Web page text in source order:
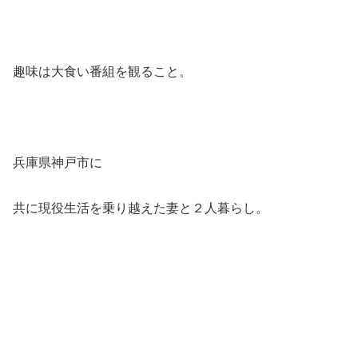
趣味は大食い番組を観ること。
兵庫県神戸市に
共に現役生活を乗り越えた妻と２人暮らし。